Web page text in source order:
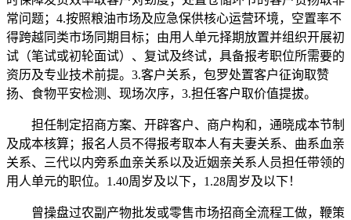
常问题；4.按照粮油市场及应急保供核心运营环境，空置率不
得跨越同类市场同期目标；由用人单元择期放置并组织开展初
试（笔试或初轮面试）、复试及终试，具备报考职位所需要的
资历及专业技术前提。3.客户关系，包罗处置客户征询取赞
扬、食物平安检测、现场次序，3.担任客户取价值提拔。
担任制定招商方案、开辟客户、商户构和，通晓成本节制
及成本核算；报名人员不得报考取本人有夫妻关系、曲系血亲
关系、三代以内旁系血亲关系以及近姻亲关系人员担任带领的
用人单元的职位。1.40周岁及以下，1.28周岁及以下！
曾操盘过农副产物批发或零售市场招商全流程工做，鞭策